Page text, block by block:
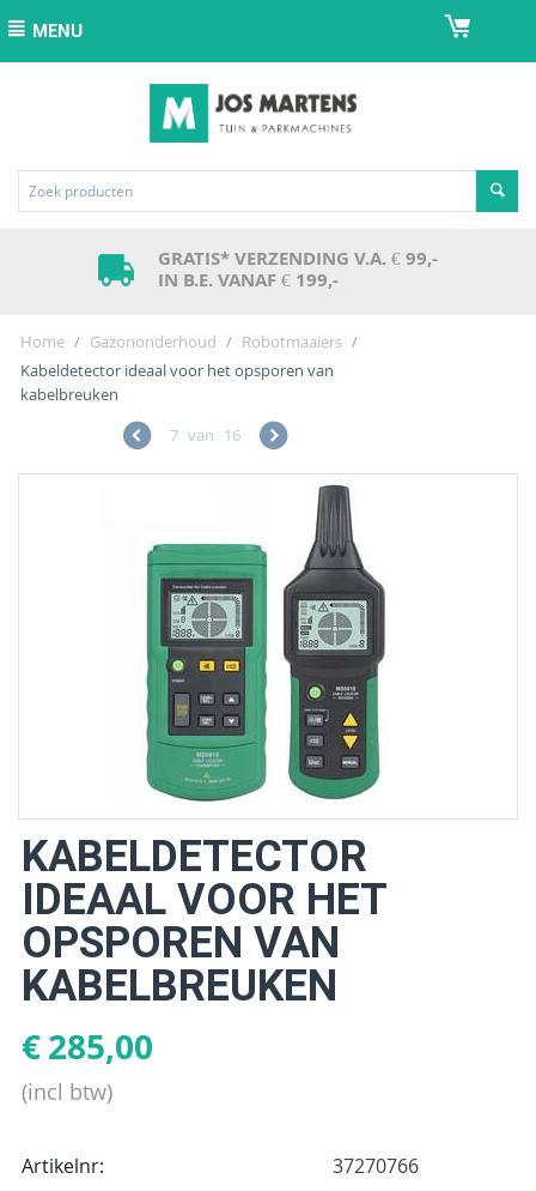
MENU
GRATIS* VERZENDING V.A. € 99,-
IN B.E. VANAF € 199,-
Home / Gazononderhoud / Robotmaaiers /
Kabeldetector ideaal voor het opsporen van
kabelbreuken
7 van 16
KABELDETECTOR
IDEAAL VOOR HET
OPSPOREN VAN
KABELBREUKEN
€285,00
(incl btw)
Artikelnr:
37270766